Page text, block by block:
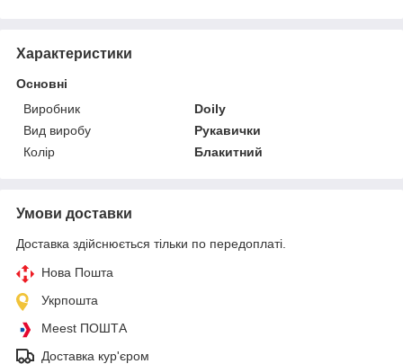
Характеристики
Основні
Виробник
Doily
Вид виробу
Рукавички
Колір
Блакитний
Умови доставки
Доставка здійснюється тільки по передоплаті.
Нова Пошта
Укрпошта
Meest ПОШТА
Доставка кур'єром